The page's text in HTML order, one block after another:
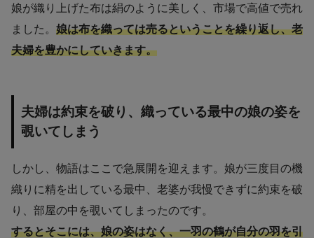
娘が織り上げた布は絹のように美しく、市場で高値で売れ
ました。 娘は布を織っては売るということを繰り返し、老
夫婦を豊かにしていきます。
夫婦は約束を破り、織っている最中の娘の姿を
覗いてしまう
しかし、物語はここで急展開を迎えます。娘が三度目の機
織りに精を出している最中、老婆が我慢できずに約束を破
り、部屋の中を覗いてしまったのです。
するとそこには、娘の姿はなく、一羽の鶴が自分の羽を引